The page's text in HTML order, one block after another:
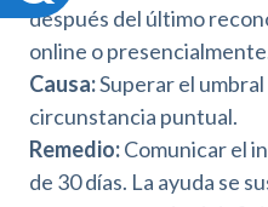
c
e
i
b
i
l
después del último
online o
Causa:Superar el
circunstancia puntual.
Remedio:Comunicar el
de 30 días. La ayuda se